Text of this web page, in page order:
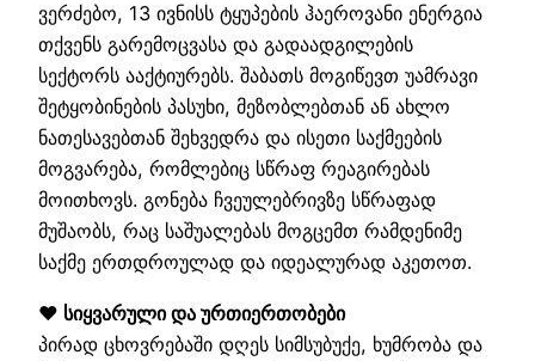
ვერძებო, 13 ივნისს ტყუპების ჰაეროვანი ენერგია
თქვენს გარემოცვასა და გადაადგილების
სექტორს ააქტიურებს. შაბათს მოგიწევთ უამრავი
შეტყობინების პასუხი, მეზობლებთან ან ახლო
ნათესავებთან შეხვედრა და ისეთი საქმეების
მოგვარება, რომლებიც სწრაფ რეაგირებას
მოითხოვს. გონება ჩვეულებრივზე სწრაფად
მუშაობს, რაც საშუალებას მოგცემთ რამდენიმე
საქმე ერთდროულად და იდეალურად აკეთოთ.
❤️ სიყვარული და ურთიერთობები
პირად ცხოვრებაში დღეს სიმსუბუქე, ხუმრობა და